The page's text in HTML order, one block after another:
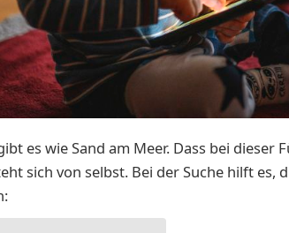
es wie Sand am Meer. Dass bei dieser
sich von selbst. Bei der Suche hilft es,